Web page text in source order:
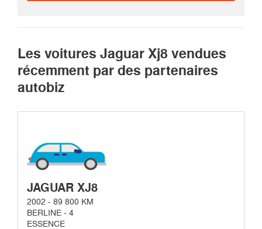
Les voitures Jaguar Xj8 vendues
récemment par des partenaires
autobiz
JAGUAR XJ8
2002 - 89 800 KM
BERLINE - 4
ESSENCE